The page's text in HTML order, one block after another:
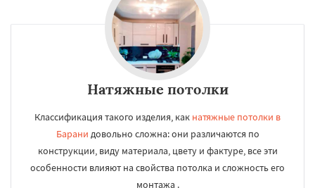
Натяжные потолки
Классификация такого изделия, как натяжные потолки в
Барани довольно сложна: они различаются по
конструкции, виду материала, цвету и фактуре, все эти
особенности влияют на свойства потолка и сложность его
монтажа .